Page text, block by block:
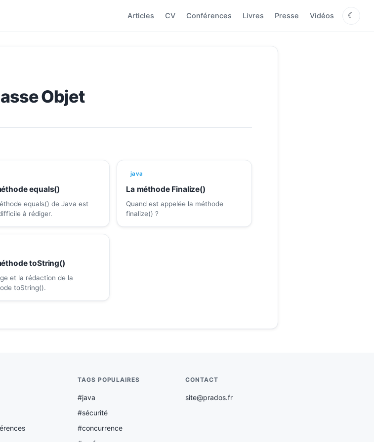
Articles CV Conférences Livres Presse Vidéos ☾
Objet
equals()
equals() de Java est
à rédiger.
La méthode Finalize()
java
Quand est appelée la méthode
finalize() ?
toString()
et la rédaction de la
toString().
TAGS POPULAIRES
#java
#sécurité
#concurrence
CONTACT
site@prados.fr